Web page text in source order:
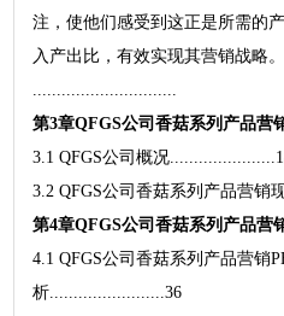
注，使他们感受到这正是所需的
入产出比，有效实现其营销战略。
..............................
第3章QFGS公司香菇系列产品营
3.1 QFGS公司概况
3.2 QFGS公司香菇系列产品营销
第4章QFGS公司香菇系列产品营
4.1 QFGS公司香菇系列产品营销
析........................36